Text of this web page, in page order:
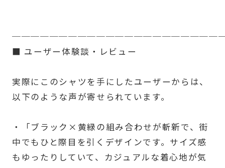
■ ユーザー体験談・レビュー
実際にこのシャツを手にしたユーザーからは、
以下のような声が寄せられています。
・「ブラック×黄緑の組み合わせが斬新で、街
中でもひと際目を引くデザインです。サイズ感
もゆったりしていて、カジュアルな着心地が気